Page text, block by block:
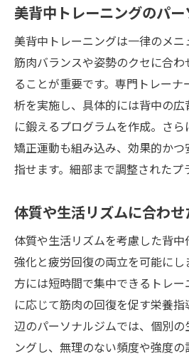
美背中トレーニングのパ
美背中トレーニングは一律のメ
筋肉バランスや姿勢のクセに合
ることが重要です。専門トレー
析を実施し、具体的には背中の
に鍛えるプログラムを作成。さ
矯正運動も組み込み、効果的か
指せます。細部まで調整されたプ
体質や生活リズムに合わ
体質や生活リズムを考慮した背
強化と疲労回復の両立を可能にし
方には短時間で集中できるトレ
に応じて筋肉の回復を促す栄養
辺のパーソナルジムでは、個別の
ングし、無理のない頻度や強度